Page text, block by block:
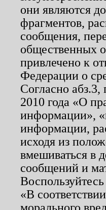
они являются
фрагментов,
сообщения,
общественных
привлечено к
Федерации о
Согласно
2010 года «О
информации»,
информации,
исходя из
вмешиваться в
сообщений и
«В
морального